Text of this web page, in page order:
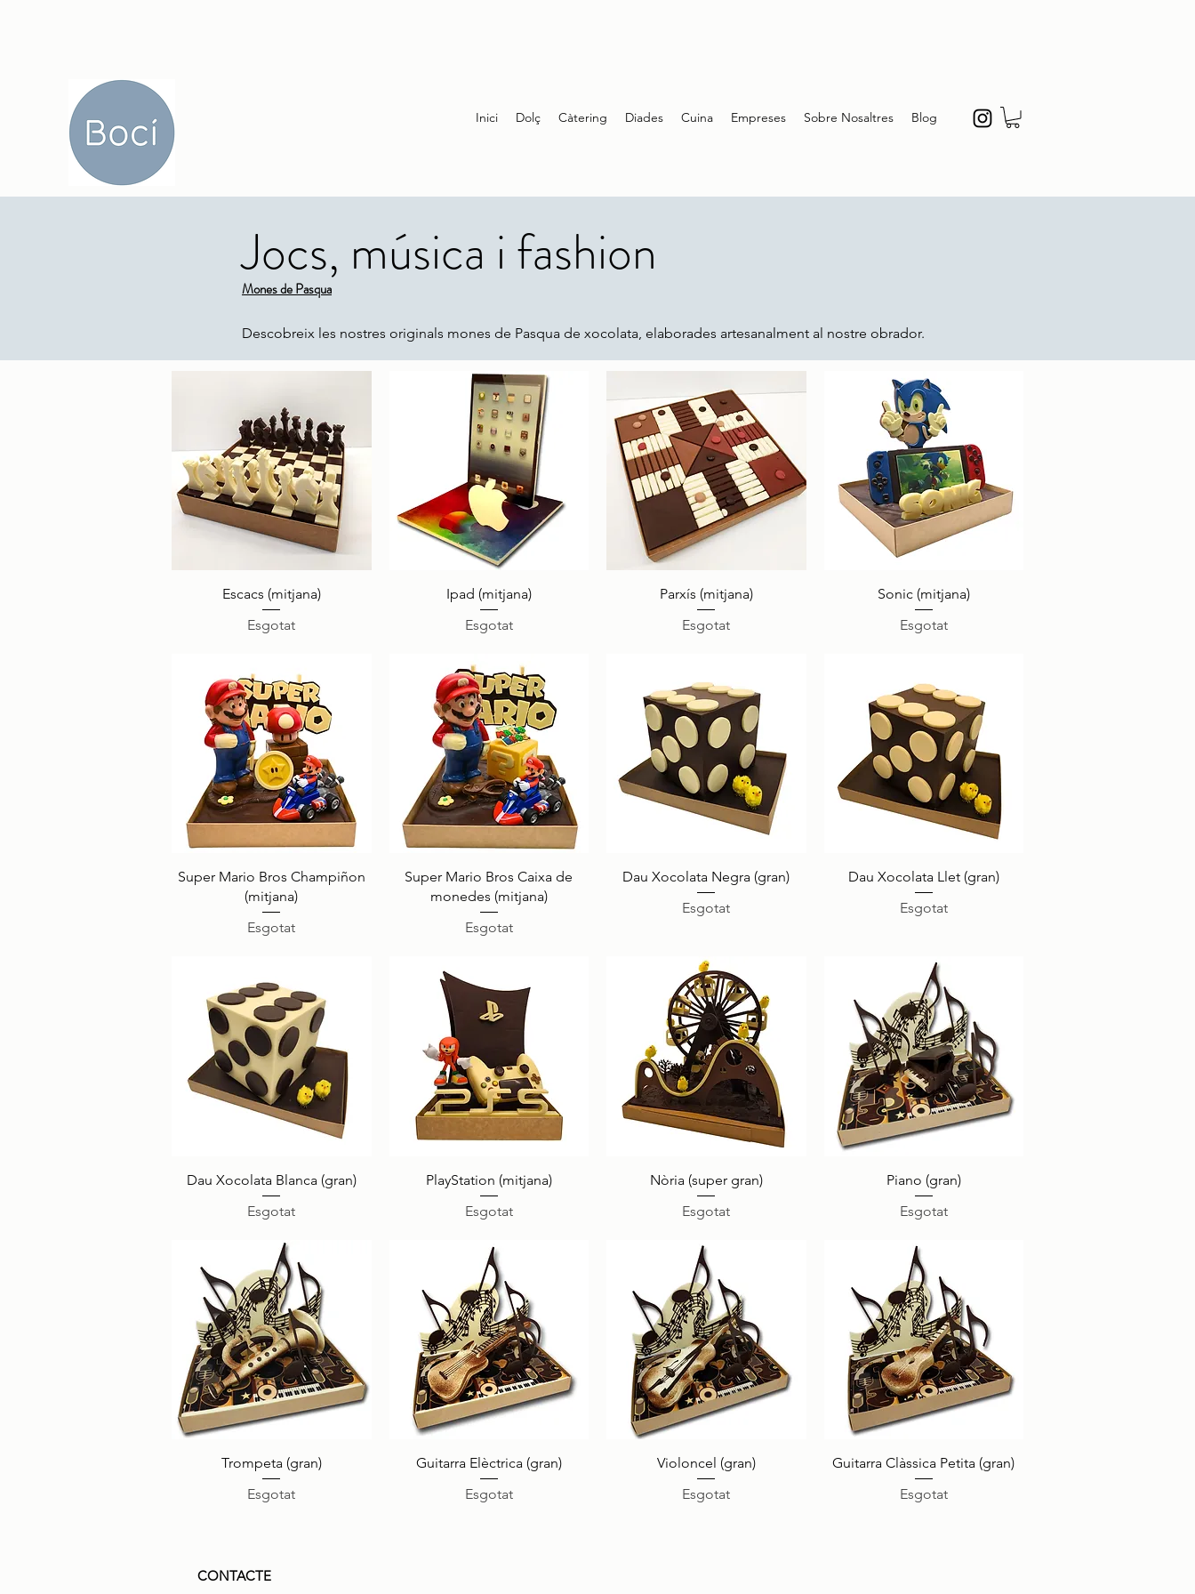
Inici Dolç Càtering Diades Cuina Empreses Sobre Nosaltres Blog
Jocs, música i fashion
Descobreix les nostres originals mones de Pasqua de xocolata, elaborades artesanalment al nostre obrador.
Mones de Pasqua
Visualització ràpida
Escacs (mitjana)
Esgotat
Visualització ràpida
Ipad (mitjana)
Esgotat
Visualització ràpida
Parxís (mitjana)
Esgotat
Visualització ràpida
Sonic (mitjana)
Esgotat
Visualització ràpida
Super Mario Bros Champiñon
(mitjana)
Esgotat
Visualització ràpida
Super Mario Bros Caixa de
monedes (mitjana)
Esgotat
Visualització ràpida
Dau Xocolata Negra (gran)
Esgotat
Visualització ràpida
Dau Xocolata Llet (gran)
Esgotat
Visualització ràpida
Dau Xocolata Blanca (gran)
Esgotat
Visualització ràpida
PlayStation (mitjana)
Esgotat
Visualització ràpida
Nòria (super gran)
Esgotat
Visualització ràpida
Piano (gran)
Esgotat
Visualització ràpida
Trompeta (gran)
Esgotat
Visualització ràpida
Guitarra Elèctrica (gran)
Esgotat
Visualització ràpida
Violoncel (gran)
Esgotat
Visualització ràpida
Guitarra Clàssica Petita (gran)
Esgotat
CONTACTE